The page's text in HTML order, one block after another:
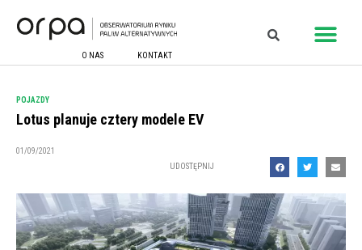
O NAS KONTAKT
POJAZDY
Lotus planuje cztery modele EV
01/09/2021
UDOSTĘPNIJ